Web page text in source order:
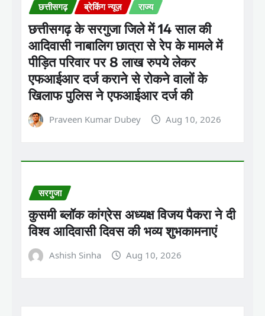
छत्तीसगढ़ ब्रेकिंग न्यूज़ राज्य
छत्तीसगढ़ के सरगुजा जिले में 14 साल की
आदिवासी नाबालिग छात्रा से रेप के मामले में
पीड़ित परिवार पर 8 लाख रुपये लेकर
एफआईआर दर्ज कराने से रोकने वालों के
खिलाफ पुलिस ने एफआईआर दर्ज की
Praveen Kumar Dubey Aug 10, 2026
सरगुजा
कुसमी ब्लॉक कांग्रेस अध्यक्ष विजय पैकरा ने दी
विश्व आदिवासी दिवस की भव्य शुभकामनाएं
Ashish Sinha Aug 10, 2026